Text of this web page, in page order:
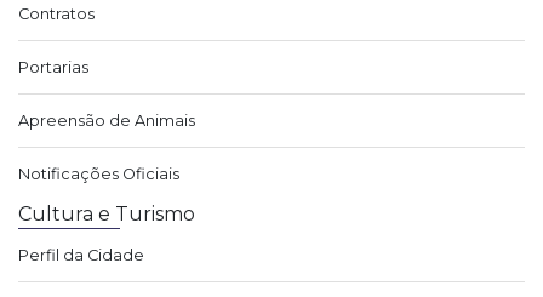
Contratos
Portarias
Apreensão de Animais
Notificações Oficiais
Cultura e Turismo
Perfil da Cidade